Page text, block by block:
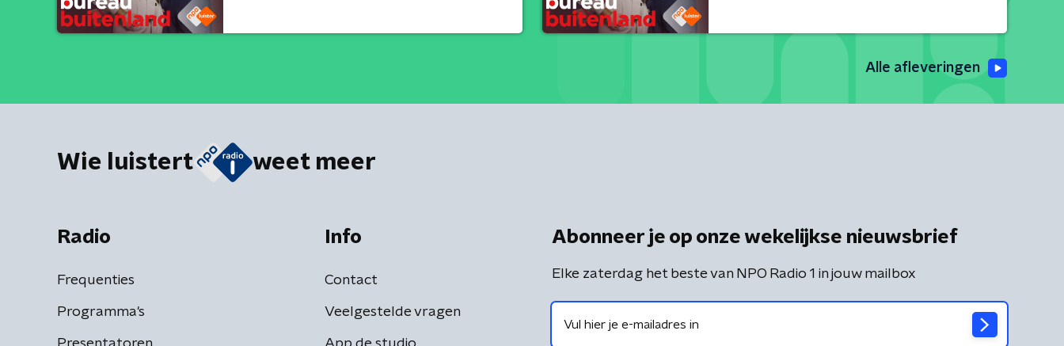
Alle afleveringen
Wie luistert weet meer
Radio
Frequenties
Programma's
Info
Contact
Veelgestelde vragen
Abonneer je op onze wekelijkse nieuwsbrief
Elke zaterdag het beste van NPO Radio 1 in jouw mailbox